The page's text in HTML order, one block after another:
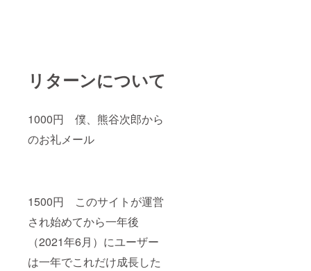
リターンについて
1000円 僕、熊谷次郎から
のお礼メール
1500円 このサイトが運営
され始めてから一年後
（2021年6月）にユーザー
は一年でこれだけ成長した